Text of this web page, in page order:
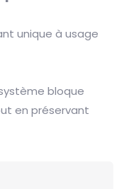
unique à usage
bloque
en préservant